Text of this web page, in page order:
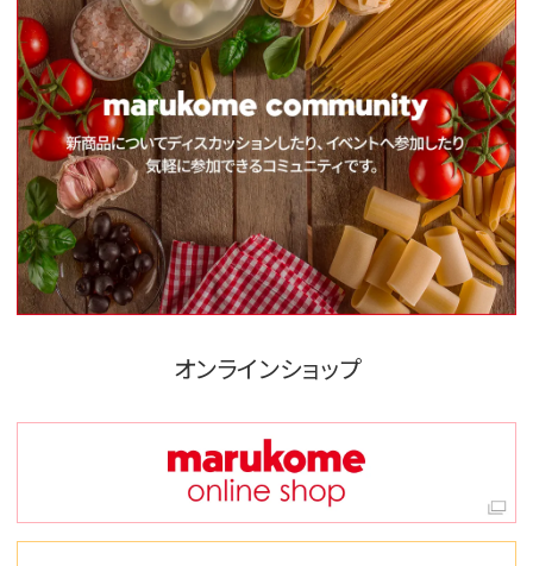
オンラインショップ